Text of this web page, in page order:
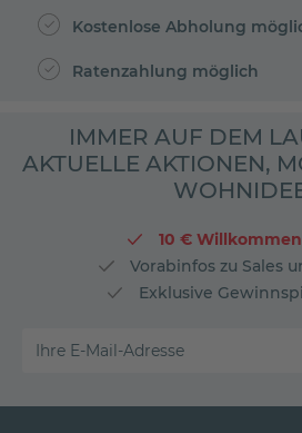
Kostenlose Abholung
Ratenzahlung möglich
IMMER AUF DEM
AKTUELLE AKTIONEN,
10 €
Vorabinfos zu Sales
Exklusive
Ihre E-Mail-Adresse